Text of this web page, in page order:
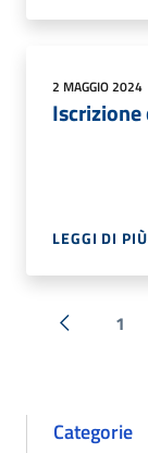
2 MAGGIO 2024
LEGGI DI PIÙ
« Precedente
1
Categorie